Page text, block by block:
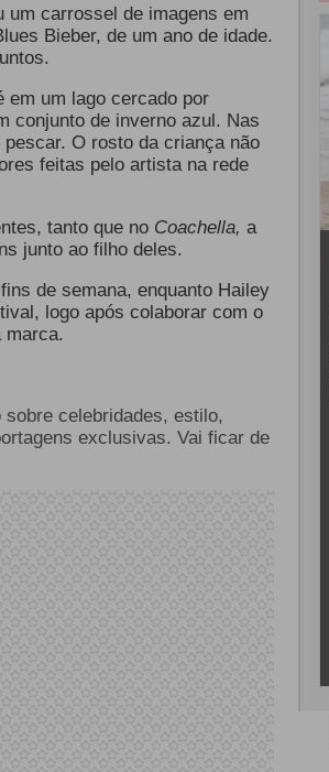
um carrossel de imagens em
Bieber, de um ano de idade.
em um lago cercado por
conjunto de inverno azul. Nas
O rosto da criança não
feitas pelo artista na rede
tanto que no Coachella, a
junto ao filho deles.
de semana, enquanto Hailey
logo após colaborar com o
marca.
celebridades, estilo,
exclusivas. Vai ficar de